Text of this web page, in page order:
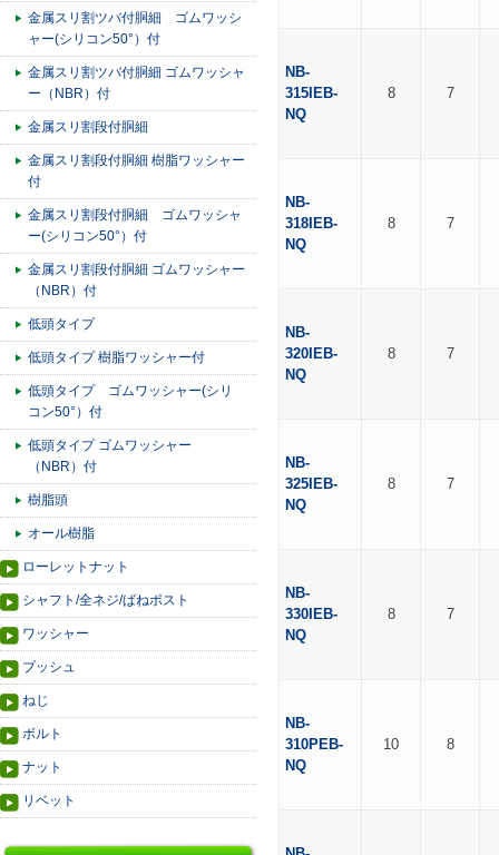
金属スリ割ツバ付胴細 ゴムワッシ
ャー(シリコン50°）付
金属スリ割ツバ付胴細 ゴムワッシャ
ー（NBR）付
金属スリ割段付胴細
金属スリ割段付胴細 樹脂ワッシャー
付
金属スリ割段付胴細 ゴムワッシャ
ー(シリコン50°）付
金属スリ割段付胴細 ゴムワッシャー
（NBR）付
低頭タイプ
低頭タイプ 樹脂ワッシャー付
低頭タイプ ゴムワッシャー(シリ
コン50°）付
低頭タイプ ゴムワッシャー
（NBR）付
樹脂頭
オール樹脂
ローレットナット
シャフト/全ネジ/ばねポスト
ワッシャー
ブッシュ
ねじ
ボルト
ナット
リベット
NB-
315IEB-
NQ
8 7
NB-
318IEB-
NQ
8 7
NB-
320IEB-
NQ
8 7
NB-
325IEB-
NQ
8 7
NB-
330IEB-
NQ
8 7
NB-
310PEB-
NQ
10 8